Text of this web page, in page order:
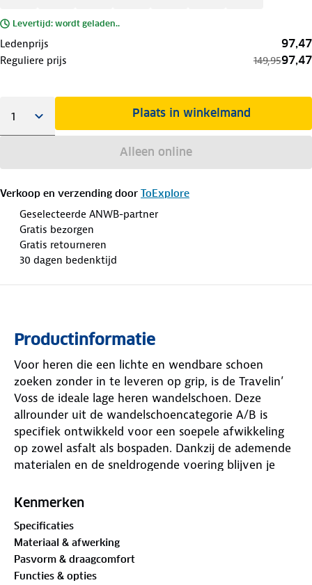
Levertijd: wordt geladen..
Ledenprijs 97,47
Reguliere prijs 149,9597,47
Plaats in winkelmand
Alleen online
Verkoop en verzending door ToExplore
Geselecteerde ANWB-partner
Gratis bezorgen
Gratis retourneren
30 dagen bedenktijd
Productinformatie
Voor heren die een lichte en wendbare schoen
zoeken zonder in te leveren op grip, is de Travelin’
Voss de ideale lage heren wandelschoen. Deze
allrounder uit de wandelschoencategorie A/B is
specifiek ontwikkeld voor een soepele afwikkeling
op zowel asfalt als bospaden. Dankzij de ademende
materialen en de sneldrogende voering blijven je
voor zowel een dagelijkse wandeling als een actieve
De techniek achter het comfort is terug te vinden in
de EVA-tussenzool, die schokken effectief
absorbeert bij iedere stap. Het ergonomische
Kenmerken
Specificaties
Materiaal & afwerking
Pasvorm & draagcomfort
Functies & opties